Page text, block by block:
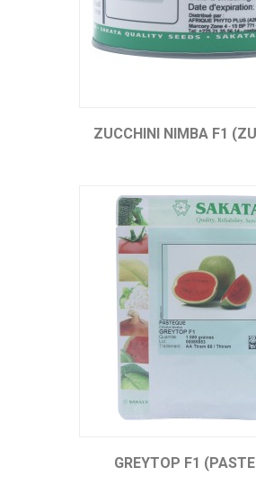
ZUCCHINI NIMBA F1
GREYTOP F1